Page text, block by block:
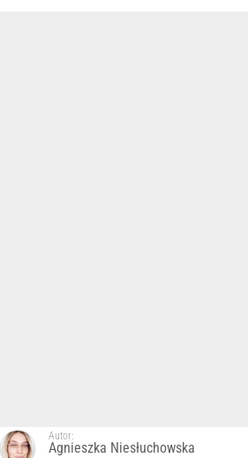
Autor:
Agnieszka Niesłuchowska